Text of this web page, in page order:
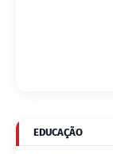
EDUCAÇÃO